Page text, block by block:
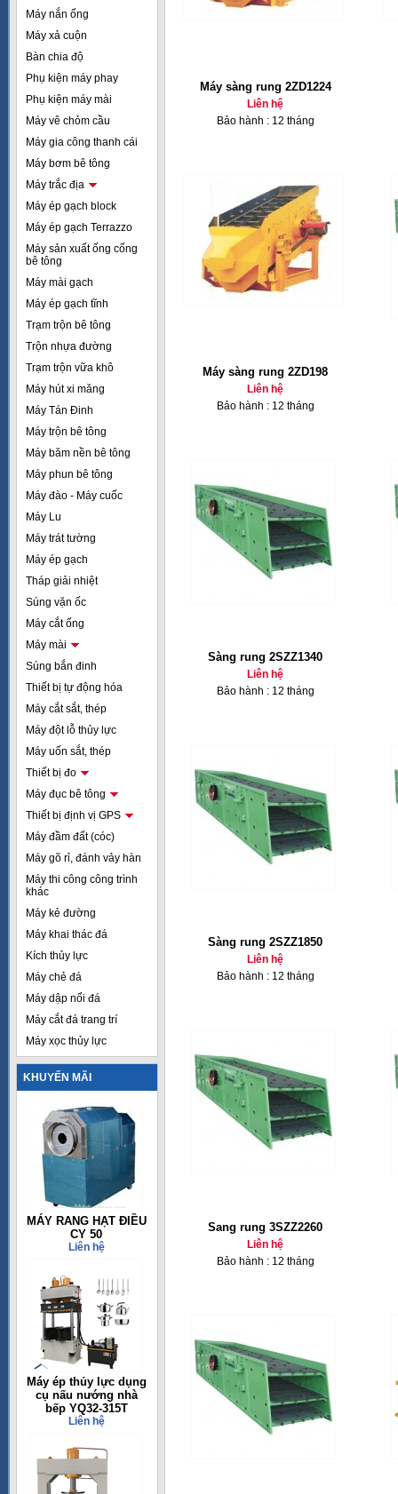
Máy nắn ống
Máy xả cuộn
Bàn chia độ
Phụ kiện máy phay
Phụ kiện máy mài
Máy vê chỏm cầu
Máy gia công thanh cái
Máy bơm bê tông
Máy trắc địa
Máy ép gạch block
Máy ép gạch Terrazzo
Máy sản xuất ống cống
bê tông
Máy mài gạch
Máy ép gạch tĩnh
Trạm trộn bê tông
Trộn nhựa đường
Trạm trộn vữa khô
Máy hút xi măng
Máy Tán Đinh
Máy trộn bê tông
Máy băm nền bê tông
Máy phun bê tông
Máy đào - Máy cuốc
Máy Lu
Máy trát tường
Máy ép gạch
Tháp giải nhiệt
Súng vặn ốc
Máy cắt ống
Máy mài
Súng bắn đinh
Thiết bị tự động hóa
Máy cắt sắt, thép
Máy đột lỗ thủy lực
Máy uốn sắt, thép
Thiết bị đo
Máy đục bê tông
Thiết bị định vị GPS
Máy đầm đất (cóc)
Máy gõ rỉ, đánh vảy hàn
Máy thi công công trình
khác
Máy kẻ đường
Máy khai thác đá
Kích thủy lực
Máy chẻ đá
Máy dập nổi đá
Máy cắt đá trang trí
Máy xọc thủy lực
KHUYẾN MÃI
MÁY RANG HẠT ĐIỀU
CY 50
Liên hệ
Máy ép thủy lực dụng
cụ nấu nướng nhà
bếp YQ32-315T
Liên hệ
Máy sàng rung 2ZD1224
Liên hệ
Bảo hành : 12 tháng
Máy sàng rung 2ZD198
Liên hệ
Bảo hành : 12 tháng
Sàng rung 2SZZ1340
Liên hệ
Bảo hành : 12 tháng
Sàng rung 2SZZ1850
Liên hệ
Bảo hành : 12 tháng
Sang rung 3SZZ2260
Liên hệ
Bảo hành : 12 tháng